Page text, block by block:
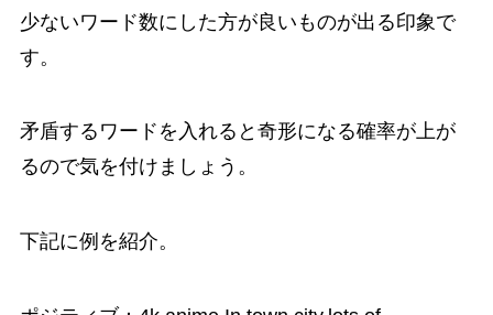
少ないワード数にした方が良いものが出る印象で
す。
矛盾するワードを入れると奇形になる確率が上が
るので気を付けましょう。
下記に例を紹介。